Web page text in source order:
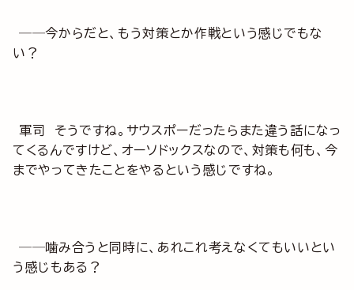
──今からだと、もう対策とか作戦という感じでもな
い？
軍司 そうですね。サウスポーだったらまた違う話になっ
てくるんですけど、オーソドックスなので、対策も何も、今
までやってきたことをやるという感じですね。
──噛み合うと同時に、あれこれ考えなくてもいいとい
う感じもある？